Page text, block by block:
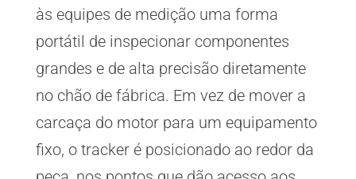
às equipes de medição uma forma
portátil de inspecionar componentes
grandes e de alta precisão diretamente
no chão de fábrica. Em vez de mover a
carcaça do motor para um equipamento
fixo, o tracker é posicionado ao redor da